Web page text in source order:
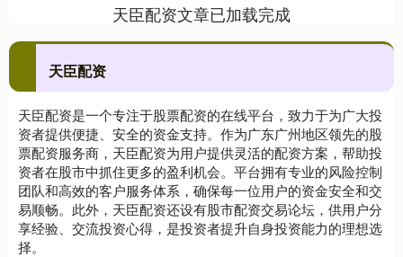
天臣配资文章已加载完成
天臣配资
天臣配资是一个专注于股票配资的在线平台，致力于为广大投
资者提供便捷、安全的资金支持。作为广东广州地区领先的股
票配资服务商，天臣配资为用户提供灵活的配资方案，帮助投
资者在股市中抓住更多的盈利机会。平台拥有专业的风险控制
团队和高效的客户服务体系，确保每一位用户的资金安全和交
易顺畅。此外，天臣配资还设有股市配资交易论坛，供用户分
享经验、交流投资心得，是投资者提升自身投资能力的理想选
择。